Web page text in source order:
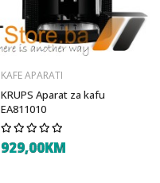
KAFE APARATI
KRUPS Aparat za kafu
EA811010
929,00KM